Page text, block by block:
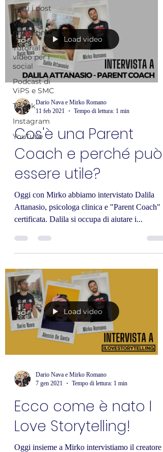
Tutti i post
Video-
marketing
Tutorial di
video per i
social
Podcast di
ViPS e SMC
TikTok
Instagram
YouTube
Load video
Dario Nava e Mirko Romano
11 feb 2021
Tempo di lettura: 1 min
Cos'è una Parent
Coach e perché può
essere utile?
Oggi con Mirko abbiamo intervistato Dalila
Attanasio, psicologa clinica e "Parent Coach"
certificata. Dalila si occupa di aiutare i...
Load video
Dario Nava e Mirko Romano
7 gen 2021
Tempo di lettura: 1 min
Ecco come è nato I
Love Storytelling!
Oggi insieme a Mirko intervistiamo il creatore